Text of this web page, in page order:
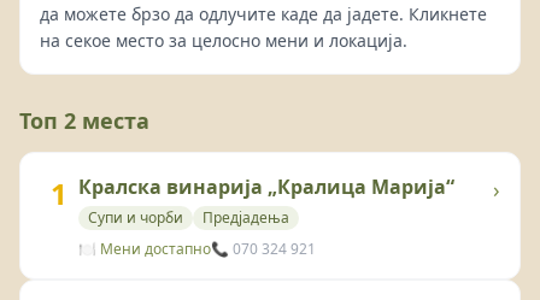
да можете брзо да одлучите каде да јадете. Кликнете
на секое место за целосно мени и локација.
Топ 2 места
1 Кралска винарија „Кралица Марија“
Супи и чорби
Предјадења
🍽️ Мени достапно📞 070 324 921
›